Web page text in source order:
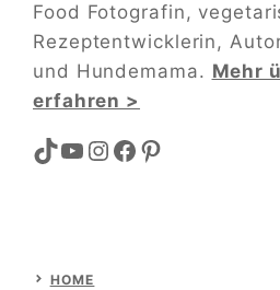
Food Fotografin,
Rezeptentwicklerin,
und Hundemama. Mehr
erfahren >
TikTok
YouTube
Instagram
Facebook
Pinterest
HOME